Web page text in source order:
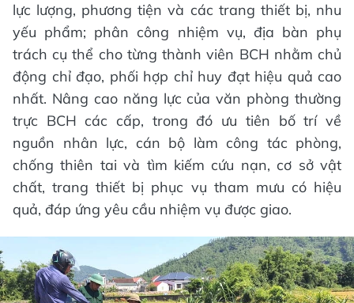
lực lượng, phương tiện và các trang thiết bị, nhu
yếu phẩm; phân công nhiệm vụ, địa bàn phụ
trách cụ thể cho từng thành viên BCH nhằm chủ
động chỉ đạo, phối hợp chỉ huy đạt hiệu quả cao
nhất. Nâng cao năng lực của văn phòng thường
trực BCH các cấp, trong đó ưu tiên bố trí về
nguồn nhân lực, cán bộ làm công tác phòng,
chống thiên tai và tìm kiếm cứu nạn, cơ sở vật
chất, trang thiết bị phục vụ tham mưu có hiệu
quả, đáp ứng yêu cầu nhiệm vụ được giao.